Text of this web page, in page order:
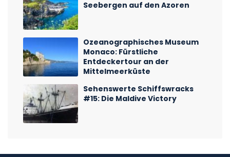
Seebergen auf den Azoren
Ozeanographisches Museum
Monaco: Fürstliche
Entdeckertour an der
Mittelmeerküste
Sehenswerte Schiffswracks
#15: Die Maldive Victory